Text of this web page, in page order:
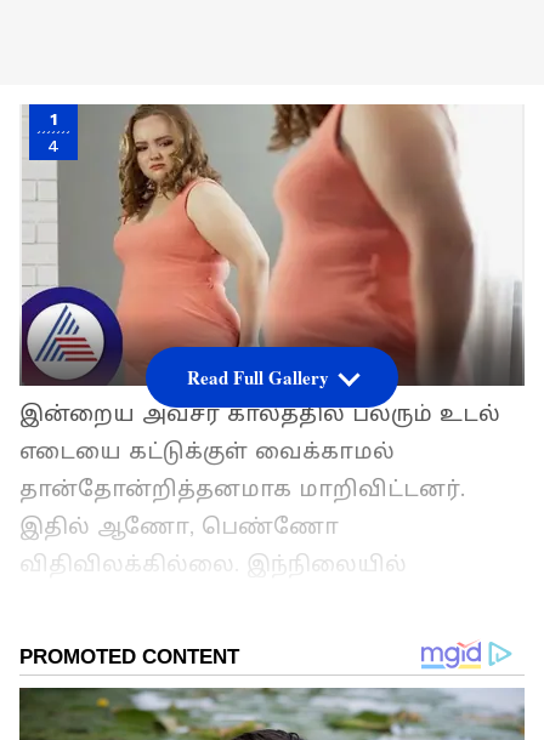
1
4
இன்றைய அவசர காலத்தில் பலரும் உடல்
எடையை கட்டுக்குள் வைக்காமல்
தான்தோன்றித்தனமாக மாறிவிட்டனர்.
இதில் ஆணோ, பெண்ணோ
கன்னிப்பெண்கள் அல்ல என்பது போன்ற
அதிர்ச்சியூட்டும் தகவல்
வெளியாகியுள்ளது.
Read Full Gallery